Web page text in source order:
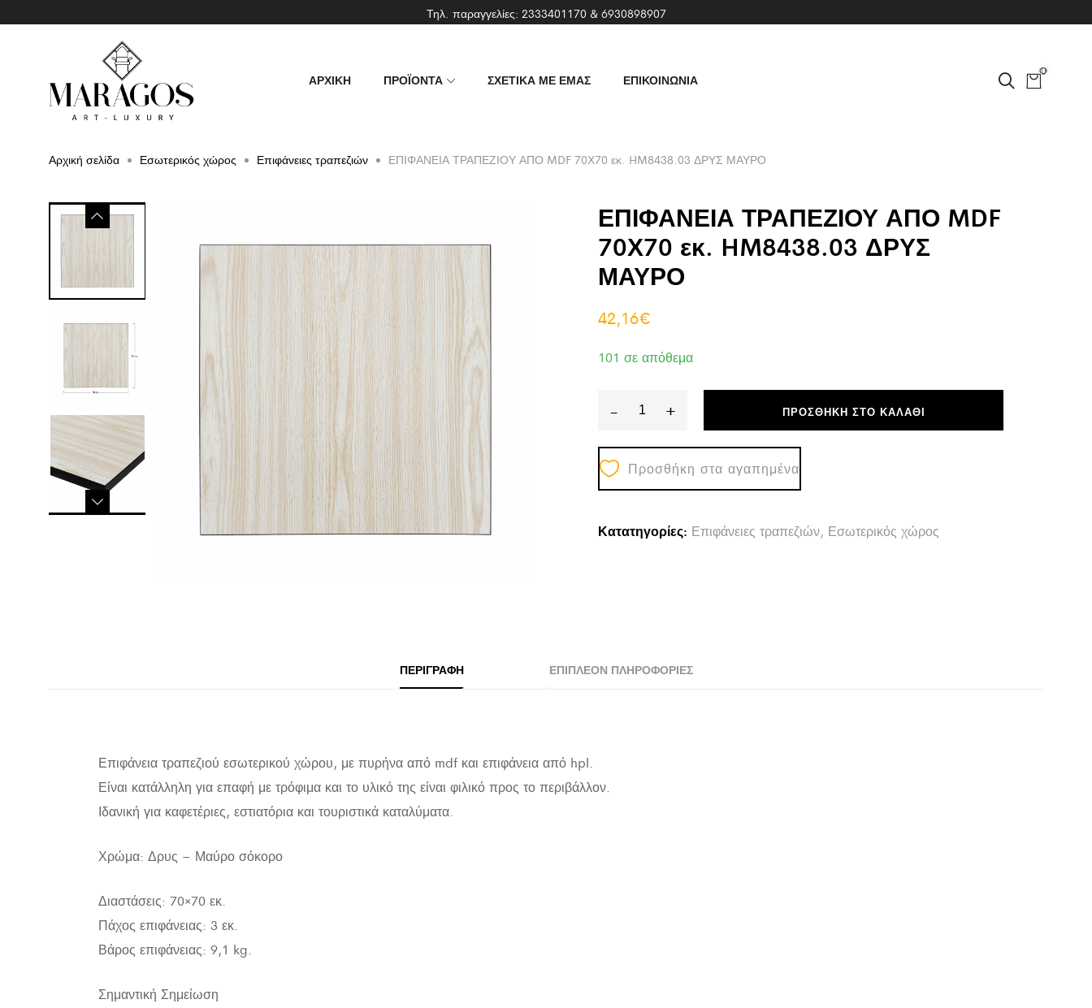
Τηλ. παραγγελίες: 2333401170& 6930898907
ΑΡΧΙΚΗ ΠΡΟΪΟΝΤΑ ΣΧΕΤΙΚΑ ΜΕ ΕΜΑΣ ΕΠΙΚΟΙΝΩΝΙΑ
0
Αρχική σελίδα Εσωτερικός χώρος Επιφάνειες τραπεζιών ΕΠΙΦΑΝΕΙΑ ΤΡΑΠΕΖΙΟΥ ΑΠΟ MDF 70Χ70 εκ. HM8438.03 ΔΡΥΣ ΜΑΥΡΟ
ΕΠΙΦΑΝΕΙΑ ΤΡΑΠΕΖΙΟΥ ΑΠΟ MDF
70Χ70 εκ. HM8438.03 ΔΡΥΣ
ΜΑΥΡΟ
42,16€
101 σε απόθεμα
-
ΕΠΙΦΑΝΕΙΑ
ΤΡΑΠΕΖΙΟΥ
ΑΠΟ
MDF
εκ.
+ ΠΡΟΣΘΉΚΗ ΣΤΟ ΚΑΛΆΘΙ
Προσθήκη στα αγαπημένα
Κατατηγορίες: Επιφάνειες τραπεζιών, Εσωτερικός χώρος
ΠΕΡΙΓΡΑΦΉ ΕΠΙΠΛΈΟΝ ΠΛΗΡΟΦΟΡΊΕΣ
Επιφάνεια τραπεζιού εσωτερικού χώρου, με πυρήνα από mdf και επιφάνεια από hpl.
Είναι κατάλληλη για επαφή με τρόφιμα και το υλικό της είναι φιλικό προς το περιβάλλον.
Ιδανική για καφετέριες, εστιατόρια και τουριστικά καταλύματα.
Χρώμα: Δρυς – Μαύρο σόκορο
Διαστάσεις: 70×70 εκ.
Πάχος επιφάνειας: 3 εκ.
Βάρος επιφάνειας: 9,1 kg.
Σημαντική Σημείωση